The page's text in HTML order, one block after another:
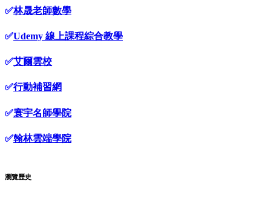
✅林晟老師數學
✅Udemy 線上課程綜合教學
✅艾爾雲校
✅行動補習網
✅寰宇名師學院
✅翰林雲端學院
瀏覽歷史